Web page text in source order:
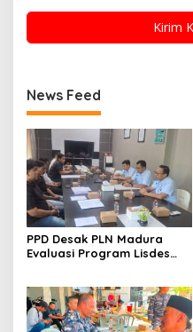
News Feed
PPD Desak PLN Madura
Evaluasi Program Lisdes